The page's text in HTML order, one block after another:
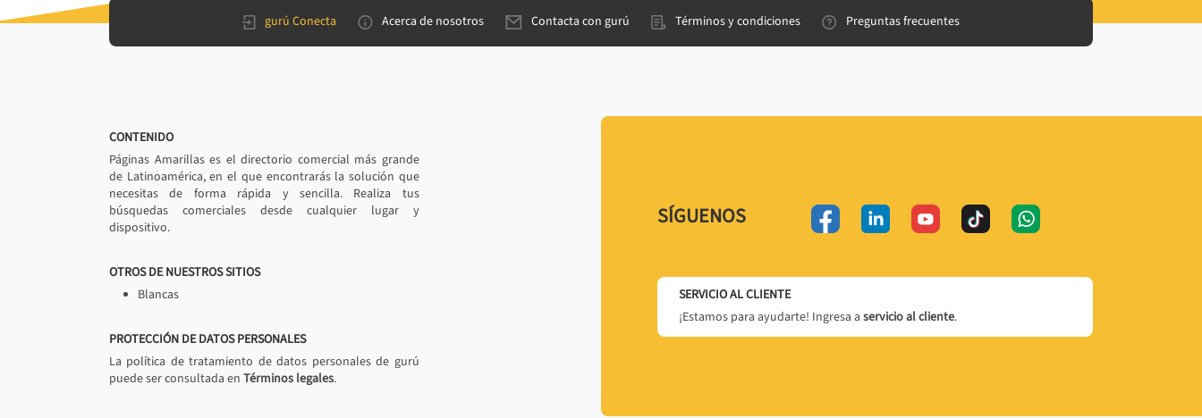
gurú Conecta Acerca de nosotros Contacta con gurú Términos y condiciones Preguntas frecuentes
CONTENIDO
Páginas Amarillas es el directorio comercial más grande
de Latinoamérica, en el que encontrarás la solución que
necesitas de forma rápida y sencilla. Realiza tus
búsquedas comerciales desde cualquier lugar y
dispositivo.
OTROS DE NUESTROS SITIOS
Blancas
PROTECCIÓN DE DATOS PERSONALES
La política de tratamiento de datos personales de gurú
puede ser consultada en Términos legales.
SÍGUENOS
SERVICIO AL CLIENTE
¡Estamos para ayudarte! Ingresa a servicio al cliente.